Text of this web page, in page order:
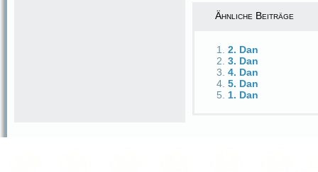
Ähnliche Beiträge
2. Dan
3. Dan
4. Dan
5. Dan
1. Dan